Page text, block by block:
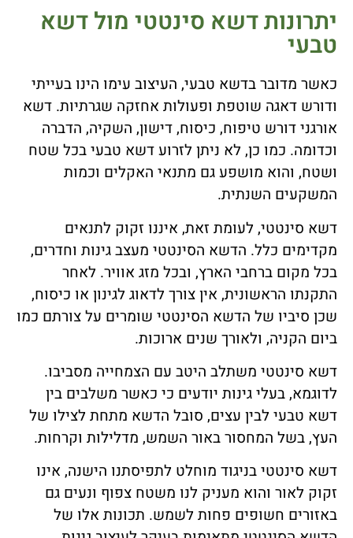
יתרונות דשא סינטטי מול דשא
טבעי
כאשר מדובר בדשא טבעי, העיצוב עימו הינו בעייתי
ודורש דאגה שוטפת ופעולות אחזקה שגרתיות. דשא
אורגני דורש טיפוח, כיסוח, דישון, השקיה, הדברה
וכדומה. כמו כן, לא ניתן לזרוע דשא טבעי בכל שטח
ושטח, והוא מושפע גם מתנאי האקלים וכמות
המשקעים השנתית.
דשא סינטטי, לעומת זאת, איננו זקוק לתנאים
מקדימים כלל. הדשא הסינטטי מעצב גינות וחדרים,
בכל מקום ברחבי הארץ, ובכל מזג אוויר. לאחר
התקנתו הראשונית, אין צורך לדאוג לגינון או כיסוח,
שכן סיביו של הדשא הסינטטי שומרים על צורתם כמו
ביום הקניה, ולאורך שנים ארוכות.
דשא סינטטי משתלב היטב עם הצמחייה מסביבו.
לדוגמא, בעלי גינות יודעים כי כאשר משלבים בין
דשא טבעי לבין עצים, סובל הדשא מתחת לצילו של
העץ, בשל המחסור באור השמש, מדלילות וקרחות.
דשא סינטטי בניגוד מוחלט לתפיסתנו הישנה, אינו
זקוק לאור והוא מעניק לנו משטח צפוף ונעים גם
באזורים חשופים פחות לשמש. תכונות אלו של